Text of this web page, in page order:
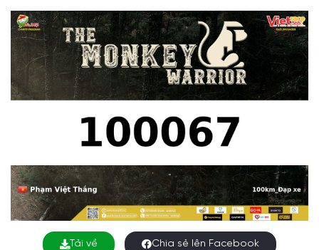
Tải về Chia sẻ lên Facebook